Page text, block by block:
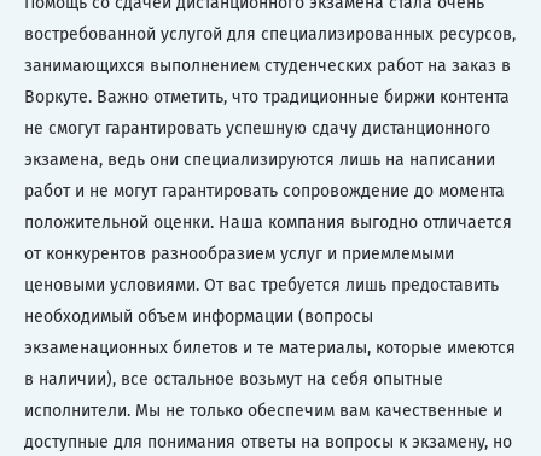
востребованной услугой для специализированных ресурсов,
занимающихся выполнением студенческих работ на заказ в
Воркуте. Важно отметить, что традиционные биржи контента
не смогут гарантировать успешную сдачу дистанционного
экзамена, ведь они специализируются лишь на написании
работ и не могут гарантировать сопровождение до момента
положительной оценки. Наша компания выгодно отличается
от конкурентов разнообразием услуг и приемлемыми
ценовыми условиями. От вас требуется лишь предоставить
необходимый объем информации (вопросы
экзаменационных билетов и те материалы, которые имеются
в наличии), все остальное возьмут на себя опытные
исполнители. Мы не только обеспечим вам качественные и
доступные для понимания ответы на вопросы к экзамену, но